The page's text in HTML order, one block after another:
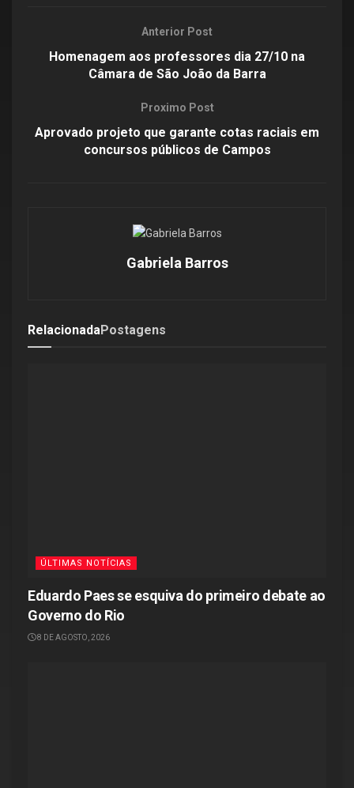
Anterior Post
Homenagem aos professores dia 27/10 na
Câmara de São João da Barra
Proximo Post
Aprovado projeto que garante cotas raciais em
concursos públicos de Campos
Gabriela Barros
RelacionadaPostagens
ÚLTIMAS NOTÍCIAS
Eduardo Paes se esquiva do primeiro debate ao
Governo do Rio
8 DE AGOSTO, 2026